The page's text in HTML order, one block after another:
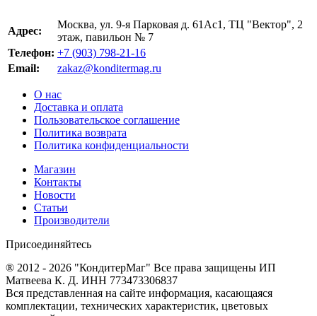
Адрес:
Москва, ул. 9-я Парковая д. 61Ас1, ТЦ "Вектор", 2
этаж, павильон № 7
Телефон: +7 (903) 798-21-16
Email:
zakaz@konditermag.ru
О нас
Доставка и оплата
Пользовательское соглашение
Политика возврата
Политика конфиденциальности
Магазин
Контакты
Новости
Статьи
Производители
Присоединяйтесь
® 2012 - 2026 "КондитерМаг" Все права защищены ИП
Матвеева К. Д. ИНН 773473306837
Вся представленная на сайте информация, касающаяся
комплектации, технических характеристик, цветовых